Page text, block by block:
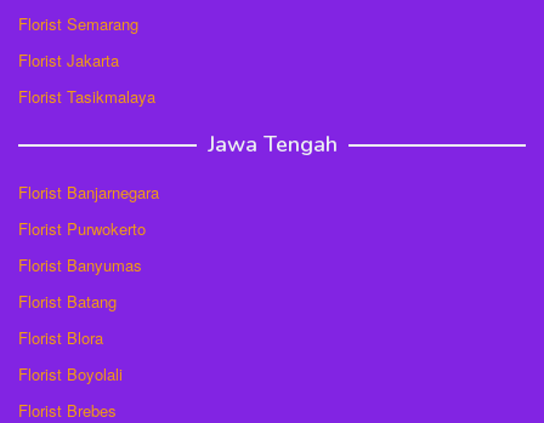
Florist Semarang
Florist Jakarta
Florist Tasikmalaya
Jawa Tengah
Florist Banjarnegara
Florist Purwokerto
Florist Banyumas
Florist Batang
Florist Blora
Florist Boyolali
Florist Brebes